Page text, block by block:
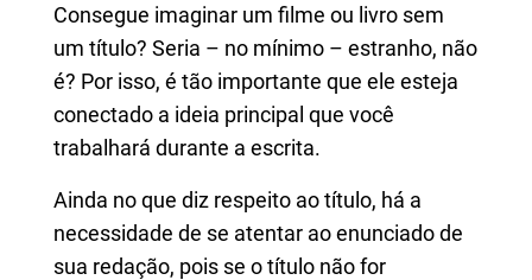
Consegue imaginar um filme ou livro sem
um título? Seria – no mínimo – estranho, não
é? Por isso, é tão importante que ele esteja
conectado a ideia principal que você
trabalhará durante a escrita.
Ainda no que diz respeito ao título, há a
necessidade de se atentar ao enunciado de
sua redação, pois se o título não for